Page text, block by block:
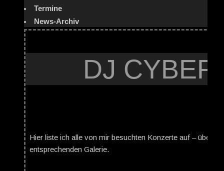
Termine
News-Archiv
DJ
Hier liste ich alle von mir besuchten Konzerte auf – über
entsprechenden Galerie.